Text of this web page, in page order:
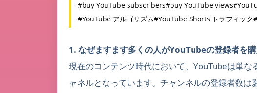
#buy YouTube subscribers#buy YouTube views
#YouTube アルゴリズム#YouTube Shorts トラフィック
1. なぜますます多くの人がYouTubeの登録者を
現在のコンテンツ時代において、YouTubeは単
ャネルとなっています。チャンネルの登録者数